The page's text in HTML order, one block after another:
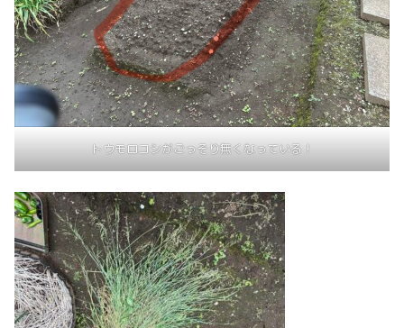
トウモロコシがごっそり無くなっている！